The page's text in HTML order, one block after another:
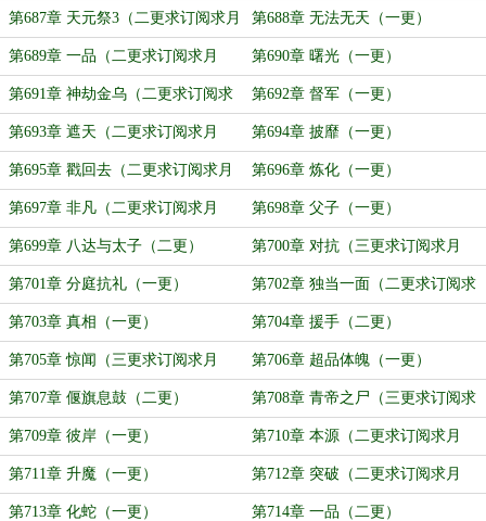
票）
第687章 天元祭3（二更求订阅求月
票）
第688章 无法无天（一更）
第689章 一品（二更求订阅求月
票）
第690章 曙光（一更）
第691章 神劫金乌（二更求订阅求
月票）
第692章 督军（一更）
第693章 遮天（二更求订阅求月
票）
第694章 披靡（一更）
第695章 戳回去（二更求订阅求月
票）
第696章 炼化（一更）
第697章 非凡（二更求订阅求月
票）
第698章 父子（一更）
第699章 八达与太子（二更） 第700章 对抗（三更求订阅求月
票）
第701章 分庭抗礼（一更） 第702章 独当一面（二更求订阅求
月票）
第703章 真相（一更） 第704章 援手（二更）
第705章 惊闻（三更求订阅求月
票）
第706章 超品体魄（一更）
第707章 偃旗息鼓（二更） 第708章 青帝之尸（三更求订阅求
月票）
第709章 彼岸（一更） 第710章 本源（二更求订阅求月
票）
第711章 升魔（一更） 第712章 突破（二更求订阅求月
票）
第713章 化蛇（一更） 第714章 一品（二更）